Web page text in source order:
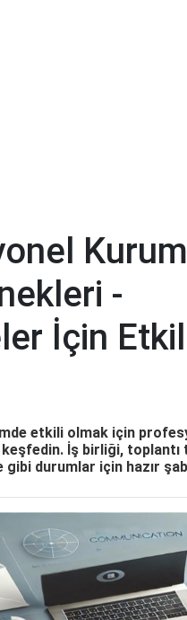
-
İçin
etkili olmak için
İş birliği, toplantı
durumlar için hazır